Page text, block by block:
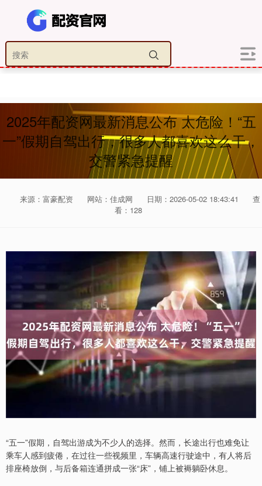
2025年配资网最新消息公布 太危险！“五
一”假期自驾出行，很多人都喜欢这么干，
交警紧急提醒
来源：富豪配资 网站：佳成网 日期：2026-05-02 18:43:41
查
看：128
“五一”假期，自驾出游成为不少人的选择。然而，长途出行也难免让
乘车人感到疲倦，在过往一些视频里，车辆高速行驶途中，有人将后
排座椅放倒，与后备箱连通拼成一张“床”，铺上被褥躺卧休息。